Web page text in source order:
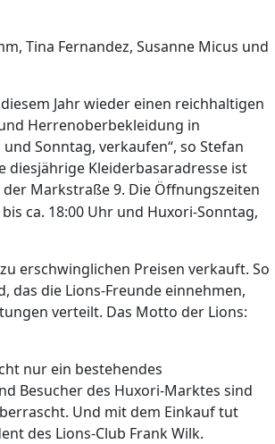
Tina Fernandez, Susanne Micus und
Jahr wieder einen reichhaltigen
Herrenoberbekleidung in
Sonntag, verkaufen“, so Stefan
diesjährige Kleiderbasaradresse ist
Markstraße 9. Die Öffnungszeiten
ca. 18:00 Uhr und Huxori-Sonntag,
erschwinglichen Preisen verkauft. So
das die Lions-Freunde einnehmen,
verteilt. Das Motto der Lions:
nur ein bestehendes
Besucher des Huxori-Marktes sind
Und mit dem Einkauf tut
des Lions-Club Frank Wilk.